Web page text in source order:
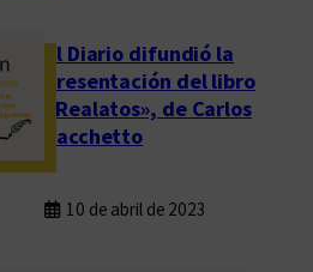
El Diario difundió la
presentación del libro
«Realatos», de Carlos
Sacchetto
10 de abril de 2023